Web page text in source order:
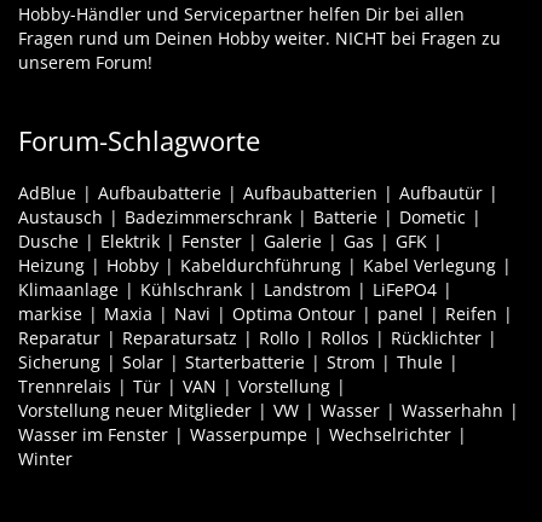
Hobby-Händler und Servicepartner helfen Dir bei allen
Fragen rund um Deinen Hobby weiter. NICHT bei Fragen zu
unserem Forum!
Forum-Schlagworte
AdBlue Aufbaubatterie Aufbaubatterien
Aufbautür
Austausch
Badezimmerschrank Batterie
Dometic
Dusche
Elektrik Fenster Galerie Gas
GFK
Heizung
Hobby Kabeldurchführung
Kabel Verlegung
Klimaanlage
Kühlschrank Landstrom
LiFePO4
markise
Maxia Navi Optima Ontour panel
Reifen
Reparatur
Reparatursatz Rollo Rollos
Rücklichter
Sicherung
Solar Starterbatterie Strom
Thule
Trennrelais
Tür VAN
Vorstellung
Vorstellung neuer Mitglieder
VW Wasser
Wasserhahn
Wasser im Fenster
Wasserpumpe
Wechselrichter
Winter